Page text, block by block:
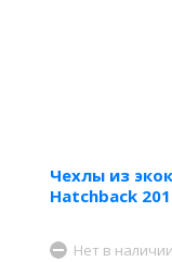
Чехлы из
Hatchback
Нет в наличии